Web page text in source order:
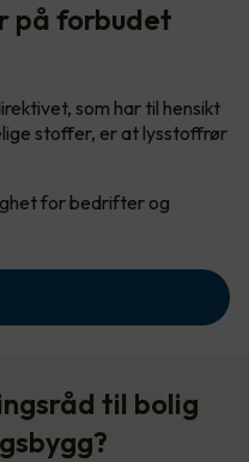
på forbudet
som har til hensikt
stoffer, er at lysstoffrør
for bedrifter og
til bolig